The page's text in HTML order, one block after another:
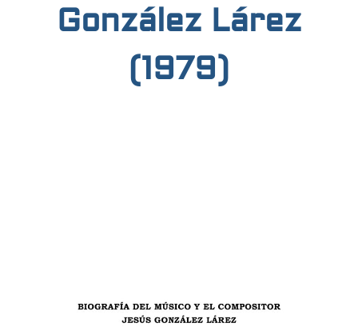
González Lárez
(1979)